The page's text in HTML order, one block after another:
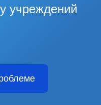
учреждений